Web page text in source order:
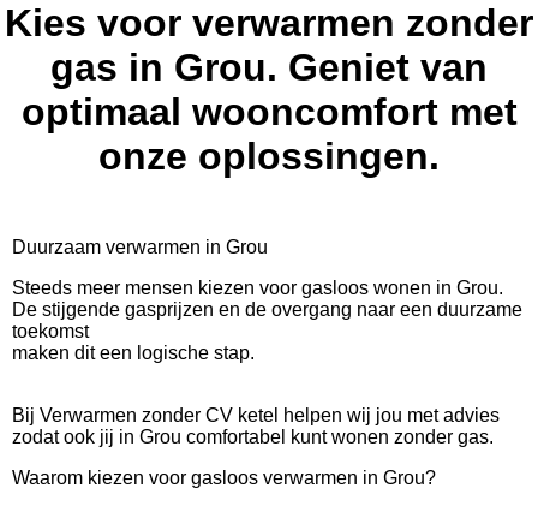
Kies voor verwarmen zonder
gas in Grou. Geniet van
optimaal wooncomfort met
onze oplossingen.
Duurzaam verwarmen in Grou
Steeds meer mensen kiezen voor gasloos wonen in Grou.
De stijgende gasprijzen en de overgang naar een duurzame
toekomst
maken dit een logische stap.
Bij Verwarmen zonder CV ketel helpen wij jou met advies
zodat ook jij in Grou comfortabel kunt wonen zonder gas.
Waarom kiezen voor gasloos verwarmen in Grou?